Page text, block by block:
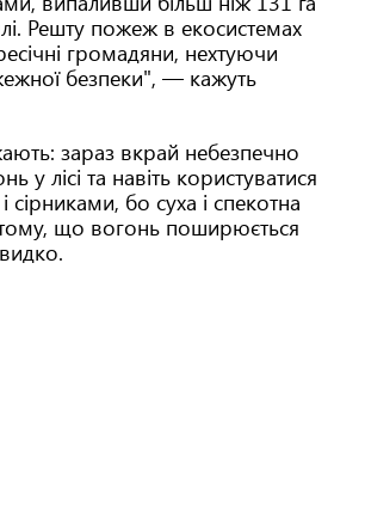
Решту пожеж в екосистемах
громадяни, нехтуючи
безпеки", — кажуть
зараз вкрай небезпечно
у лісі та навіть користуватися
сірниками, бо суха і спекотна
що вогонь поширюється